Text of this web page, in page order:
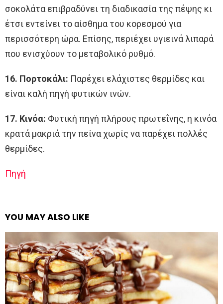
σοκολάτα επιβραδύνει τη διαδικασία της πέψης κι
έτσι εντείνει το αίσθημα του κορεσμού για
περισσότερη ώρα. Επίσης, περιέχει υγιεινά λιπαρά
που ενισχύουν το μεταβολικό ρυθμό.
16. Πορτοκάλι: Παρέχει ελάχιστες θερμίδες και
είναι καλή πηγή φυτικών ινών.
17. Κινόα: Φυτική πηγή πλήρους πρωτεΐνης, η κινόα
κρατά μακριά την πείνα χωρίς να παρέχει πολλές
θερμίδες.
Πηγή
YOU MAY ALSO LIKE